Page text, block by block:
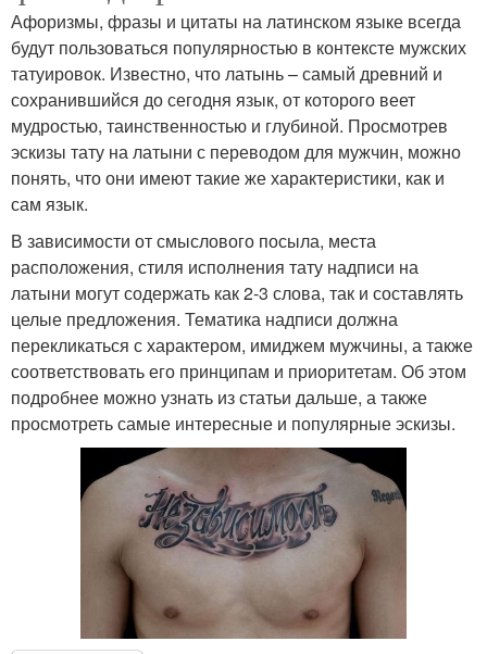
Афоризмы, фразы и цитаты на латинском языке всегда
будут пользоваться популярностью в контексте мужских
татуировок. Известно, что латынь – самый древний и
сохранившийся до сегодня язык, от которого веет
мудростью, таинственностью и глубиной. Просмотрев
эскизы тату на латыни с переводом для мужчин, можно
понять, что они имеют такие же характеристики, как и
сам язык.
В зависимости от смыслового посыла, места
расположения, стиля исполнения тату надписи на
латыни могут содержать как 2-3 слова, так и составлять
целые предложения. Тематика надписи должна
перекликаться с характером, имиджем мужчины, а также
соответствовать его принципам и приоритетам. Об этом
подробнее можно узнать из статьи дальше, а также
просмотреть самые интересные и популярные эскизы.